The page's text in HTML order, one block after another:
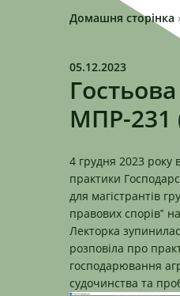
Домашня сторінка ›
05.12.2023
МПР-
4 грудня 2023 року
практики
для магістрантів
правових спорів‟
Лекторка
розповіла про
господарювання
судочинства та